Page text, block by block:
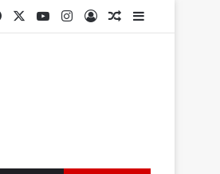
FacebookYouTubeInstagram
Log InRandom Article
Sidebar